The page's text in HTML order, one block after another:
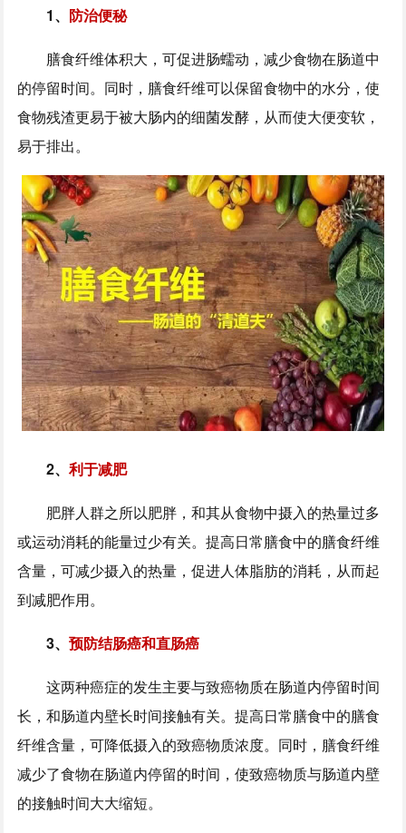
1、 防治便秘
膳食纤维体积大，可促进肠蠕动，减少食物在肠道中
的停留时间。同时，膳食纤维可以保留食物中的水分，使
食物残渣更易于被大肠内的细菌发酵，从而使大便变软，
易于排出。
2、利于减肥
肥胖人群之所以肥胖，和其从食物中摄入的热量过多
或运动消耗的能量过少有关。提高日常膳食中的膳食纤维
含量，可减少摄入的热量，促进人体脂肪的消耗，从而起
到减肥作用。
3、预防结肠癌和直肠癌
这两种癌症的发生主要与致癌物质在肠道内停留时间
长，和肠道内壁长时间接触有关。提高日常膳食中的膳食
纤维含量，可降低摄入的致癌物质浓度。同时，膳食纤维
减少了食物在肠道内停留的时间，使致癌物质与肠道内壁
的接触时间大大缩短。